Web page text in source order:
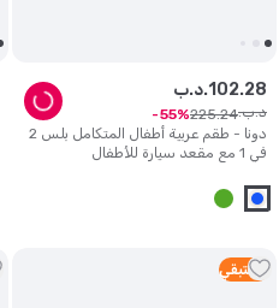
دونا - طقم عربية أطفال المتكامل بلس 2
في 1 مع مقعد سيارة للأطفال
د.ب.102.28
د.ب. 225.24
55
2 متبقي